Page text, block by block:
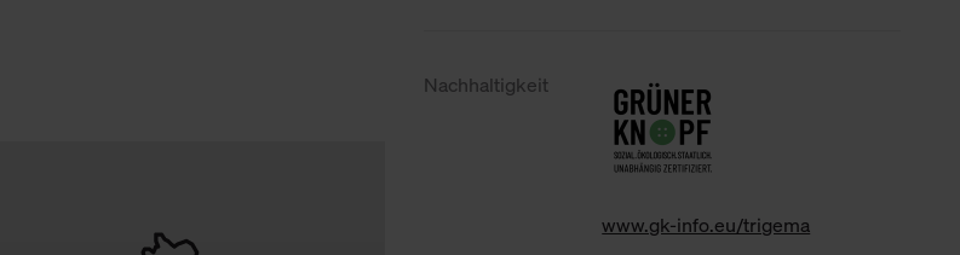
Nachhaltigkeit
www.gk-info.eu/trigema